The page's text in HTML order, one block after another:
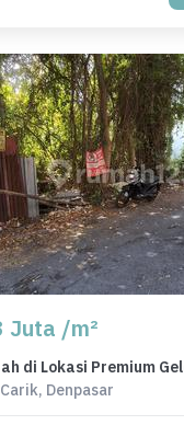
Juta /m²
Denpasar